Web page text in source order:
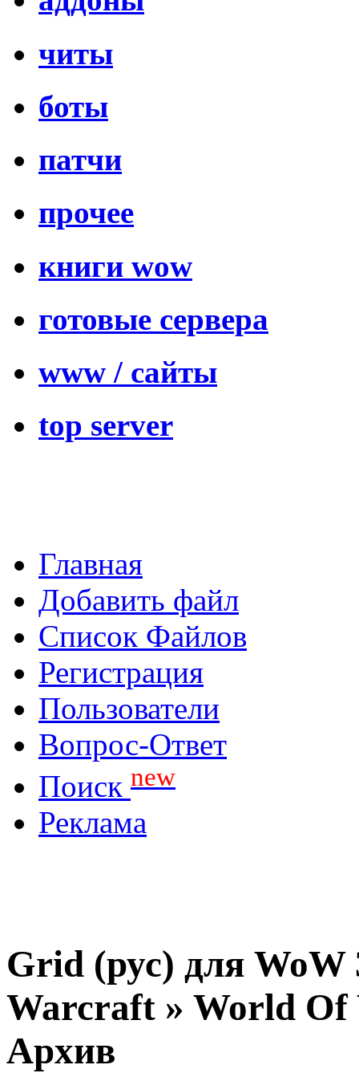
читы
боты
патчи
прочее
книги wow
готовые сервера
www / сайты
top server
Главная
Добавить файл
Список Файлов
Регистрация
Пользователи
Вопрос-Ответ
Поиск new
Реклама
Grid (рус) для
Warcraft » World
Архив